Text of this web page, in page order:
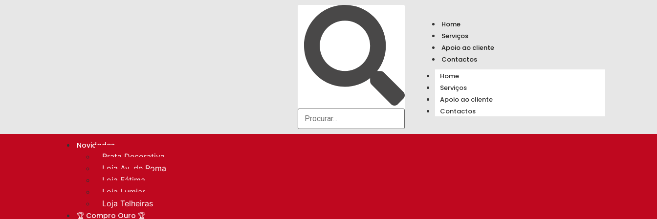
Home
Serviços
Apoio ao cliente
Contactos
Home
Serviços
Apoio ao cliente
Contactos
Novidades
Prata Decorativa
Loja Av. de Roma
Loja Fátima
Loja Lumiar
Loja Telheiras
🏆 Compro Ouro 🏆